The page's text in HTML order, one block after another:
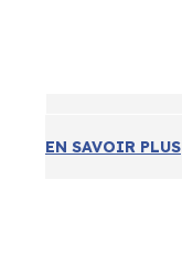
EN SAVOIR PLUS